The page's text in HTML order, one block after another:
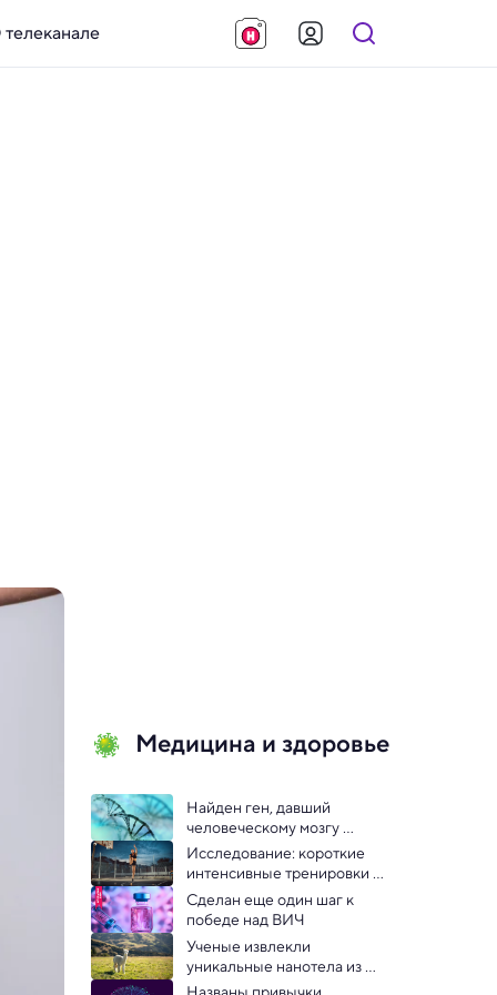
Медицина и здоровье
Найден ген, давший
человеческому мозгу
эволюционный скачок
Исследование: короткие
интенсивные тренировки
улучшают работу мозга
Сделан еще один шаг к
победе над ВИЧ
Ученые извлекли
уникальные нанотела из
альпаки, которые блокирует